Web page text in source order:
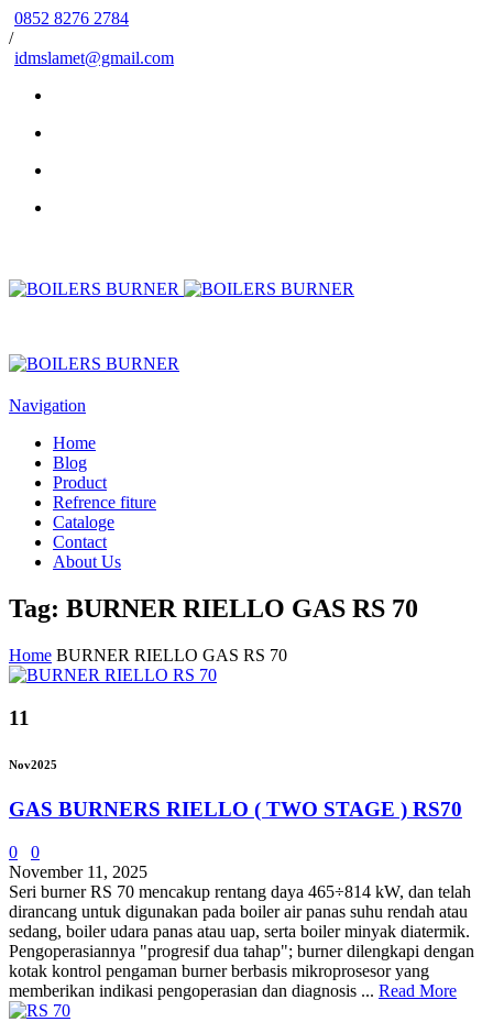
0852 8276 2784
/
idmslamet@gmail.com
Navigation
Home
Blog
Product
Refrence fiture
Cataloge
Contact
About Us
Tag: BURNER RIELLO GAS RS 70
Home BURNER RIELLO GAS RS 70
11
Nov2025
GAS BURNERS RIELLO ( TWO STAGE ) RS70
0
0
November 11, 2025
Seri burner RS 70 ​​mencakup rentang daya 465÷814 kW, dan telah
dirancang untuk digunakan pada boiler air panas suhu rendah atau
sedang, boiler udara panas atau uap, serta boiler minyak diatermik.
Pengoperasiannya "progresif dua tahap"; burner dilengkapi dengan
kotak kontrol pengaman burner berbasis mikroprosesor yang
memberikan indikasi pengoperasian dan diagnosis ... Read More